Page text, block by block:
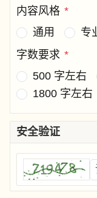
内容风格 *
通用
专
字数要求 *
500 字左右
1800 字左右
安全验证